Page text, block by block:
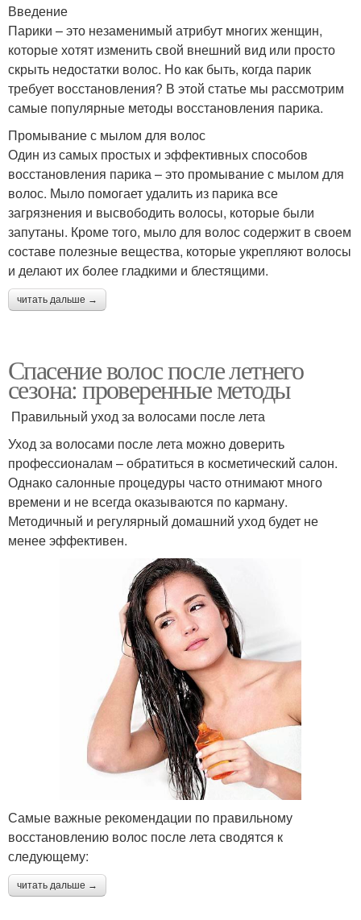
Введение
Парики – это незаменимый атрибут многих женщин,
которые хотят изменить свой внешний вид или просто
скрыть недостатки волос. Но как быть, когда парик
требует восстановления? В этой статье мы рассмотрим
самые популярные методы восстановления парика.
Промывание с мылом для волос
Один из самых простых и эффективных способов
восстановления парика – это промывание с мылом для
волос. Мыло помогает удалить из парика все
загрязнения и высвободить волосы, которые были
запутаны. Кроме того, мыло для волос содержит в своем
составе полезные вещества, которые укрепляют волосы
и делают их более гладкими и блестящими.
читать дальше →
Спасение волос после летнего
сезона: проверенные методы
Правильный уход за волосами после лета
Уход за волосами после лета можно доверить
профессионалам – обратиться в косметический салон.
Однако салонные процедуры часто отнимают много
времени и не всегда оказываются по карману.
Методичный и регулярный домашний уход будет не
менее эффективен.
Самые важные рекомендации по правильному
восстановлению волос после лета сводятся к
следующему:
читать дальше →